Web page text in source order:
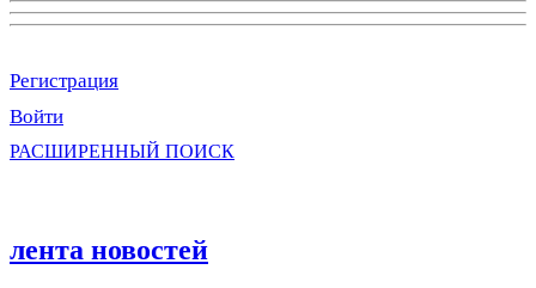
Регистрация
Войти
РАСШИРЕННЫЙ ПОИСК
лента новостей